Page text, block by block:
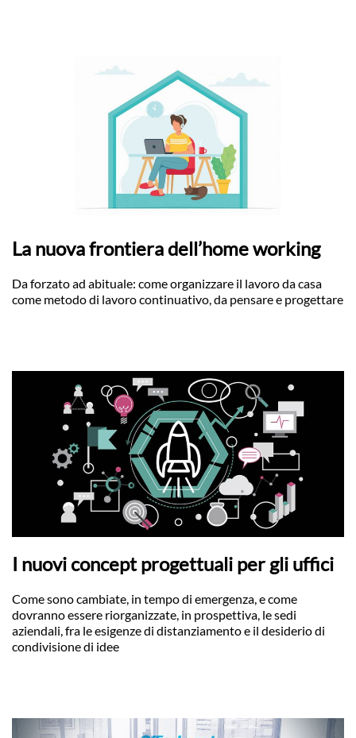
La nuova frontiera dell’home working
Da forzato ad abituale: come organizzare il lavoro da casa
come metodo di lavoro continuativo, da pensare e progettare
I nuovi concept progettuali per gli uffici
Come sono cambiate, in tempo di emergenza, e come
dovranno essere riorganizzate, in prospettiva, le sedi
aziendali, fra le esigenze di distanziamento e il desiderio di
condivisione di idee